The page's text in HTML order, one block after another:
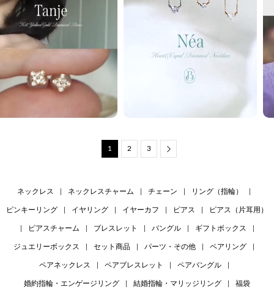
1 2 3
ネックレス ネックレスチャーム チェーン リング（指輪）
ピンキーリング イヤリング イヤーカフ ピアス ピアス（片耳用）
ピアスチャーム ブレスレット バングル ギフトボックス
ジュエリーボックス セット商品 パーツ・その他 ペアリング
ペアネックレス ペアブレスレット ペアバングル
婚約指輪・エンゲージリング 結婚指輪・マリッジリング 福袋